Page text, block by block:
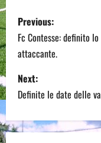
P
o
s
t
n
Previous:
Fc Contesse: definito
attaccante.
Next:
Definite le date delle